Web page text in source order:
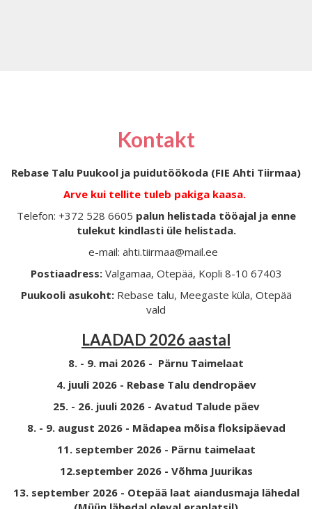
Kontakt
Rebase Talu Puukool ja puidutöökoda (FIE Ahti Tiirmaa)
Arve kui tellite tuleb pakiga kaasa.
Telefon: +372 528 6605 palun helistada tööajal ja enne
tulekut kindlasti üle helistada.
e-mail: ahti.tiirmaa@mail.ee
Postiaadress: Valgamaa, Otepää, Kopli 8-10 67403
Puukooli asukoht: Rebase talu, Meegaste küla, Otepää
vald
LAADAD 2026 aastal
8. - 9. mai 2026 - Pärnu Taimelaat
4. juuli 2026 - Rebase Talu dendropäev
25. - 26. juuli 2026 - Avatud Talude päev
8. - 9. august 2026 - Mädapea mõisa floksipäevad
11. september 2026 - Pärnu taimelaat
12.september 2026 - Võhma Juurikas
13. september 2026 - Otepää laat aiandusmaja lähedal